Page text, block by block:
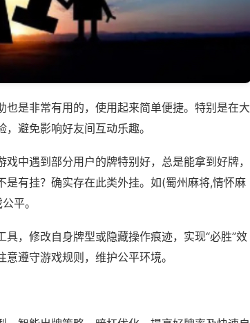
是非常有用的，使用起来简单便捷。特别是在大
避免影响好友间互动乐趣。
中遇到部分用户的牌特别好，总是能拿到好牌，
有挂？确实存在此类外挂。如(蜀州麻将,情怀麻
平。
，修改自身牌型或隐藏操作痕迹，实现“必胜”效
遵守游戏规则，维护公平环境。